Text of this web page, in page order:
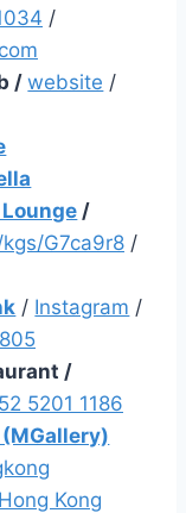
/
/website /
Lounge/
G7ca9r8 /
/ Instagram /
/
5201 1186
Kong